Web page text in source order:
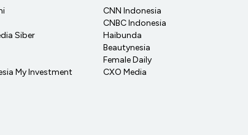
Siber
My Investment
CNN Indonesia
CNBC Indonesia
Haibunda
Beautynesia
Female Daily
CXO Media